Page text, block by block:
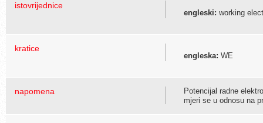
istovrijednice
engleski: working
kratice
engleska: WE
napomena
Potencijal radne
mjeri se u odnosu na